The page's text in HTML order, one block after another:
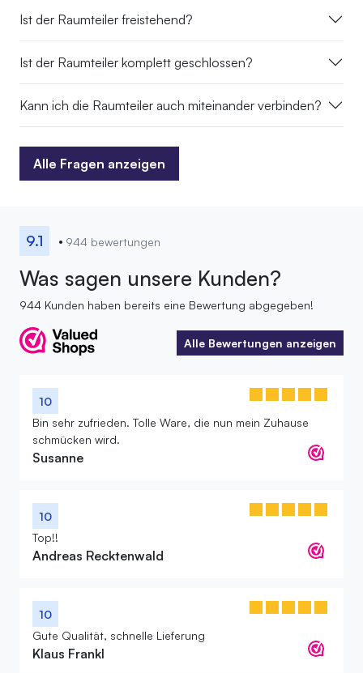
Ist der Raumteiler freistehend?
Ist der Raumteiler komplett geschlossen?
Kann ich die Raumteiler auch miteinander verbinden?
Alle Fragen anzeigen
Alle Fragen anzeigen
9.1 944 bewertungen
Was sagen unsere Kunden?
944 Kunden haben bereits eine Bewertung abgegeben!
Alle Bewertungen anzeigen
Alle Bewertungen anzeigen
10
Bin sehr zufrieden. Tolle Ware, die nun mein Zuhause
schmücken wird.
Susanne
10
Top!!
Andreas Recktenwald
10
Gute Qualität, schnelle Lieferung
Klaus Frankl